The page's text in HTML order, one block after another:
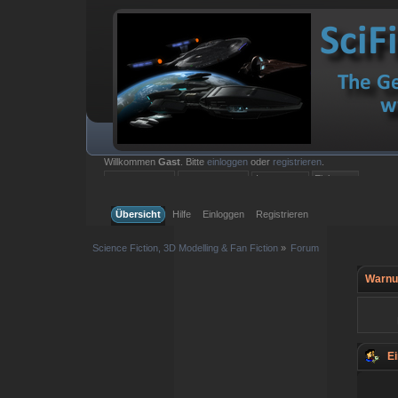
WillkommenGast . Bitteeinloggen oder registrieren
Übersicht
Hilfe Einloggen Registrieren
Science Fiction, 3D Modelling & Fan Fiction» Forum